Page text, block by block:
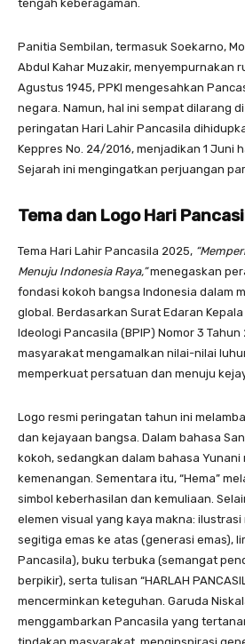
tengah keberagaman.
Panitia Sembilan, termasuk Soekarno,
Abdul Kahar Muzakir, menyempurnakan
Agustus 1945, PPKI mengesahkan
negara. Namun, hal ini sempat dilarang
peringatan Hari Lahir Pancasila
Keppres No. 24/2016, menjadikan 1 Juni
Sejarah ini mengingatkan perjuangan
Tema dan Logo Hari
Tema Hari Lahir Pancasila 2025,
Menuju Indonesia Raya,”menegaskan
fondasi kokoh bangsa Indonesia dalam
global. Berdasarkan Surat Edaran
Ideologi Pancasila (BPIP) Nomor 3
masyarakat mengamalkan nilai-nilai
memperkuat persatuan dan menuju
Logo resmi peringatan tahun ini
dan kejayaan bangsa. Dalam bahasa
kokoh, sedangkan dalam bahasa Yunani
kemenangan. Sementara itu, “Hema”
simbol keberhasilan dan kemuliaan.
elemen visual yang kaya makna:
segitiga emas ke atas (generasi emas),
Pancasila), buku terbuka (semangat
berpikir), serta tulisan “HARLAH
mencerminkan keteguhan. Garuda
menggambarkan Pancasila yang